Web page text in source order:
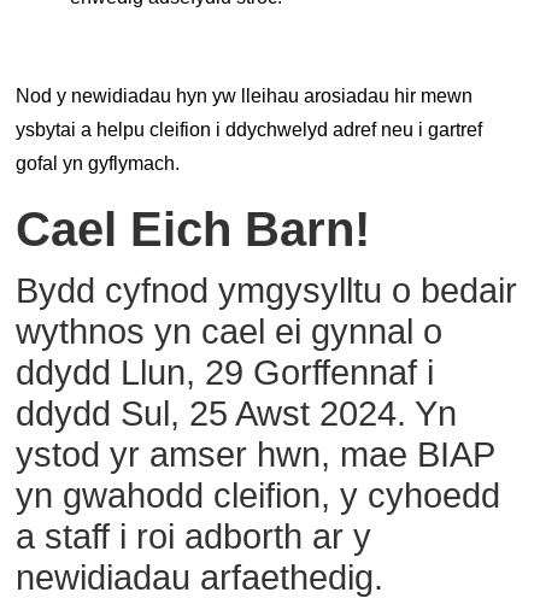
Nod y newidiadau hyn yw lleihau arosiadau hir mewn
ysbytai a helpu cleifion i ddychwelyd adref neu i gartref
gofal yn gyflymach.
Cael Eich Barn!
Bydd cyfnod ymgysylltu o bedair
wythnos yn cael ei gynnal o
ddydd Llun, 29 Gorffennaf i
ddydd Sul, 25 Awst 2024. Yn
ystod yr amser hwn, mae BIAP
yn gwahodd cleifion, y cyhoedd
a staff i roi adborth ar y
newidiadau arfaethedig.